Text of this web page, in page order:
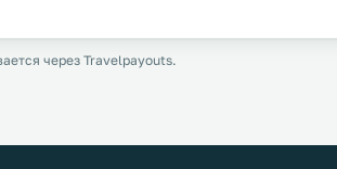
через Travelpayouts.